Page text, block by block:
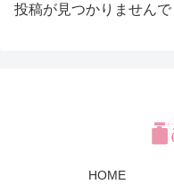
投稿が見つかりませんで
HOME